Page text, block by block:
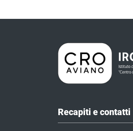
Recapiti e contatti